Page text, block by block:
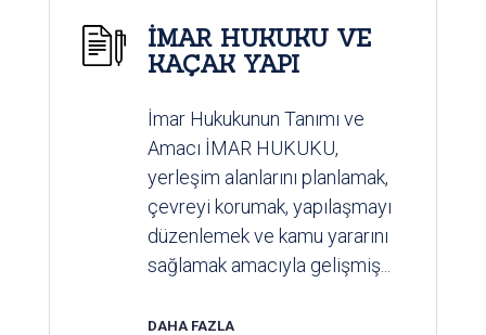
İMAR HUKUKU VE
KAÇAK YAPI
İmar Hukukunun Tanımı ve
Amacı İMAR HUKUKU,
yerleşim alanlarını planlamak,
çevreyi korumak, yapılaşmayı
düzenlemek ve kamu yararını
sağlamak amacıyla gelişmiş...
DAHA FAZLA